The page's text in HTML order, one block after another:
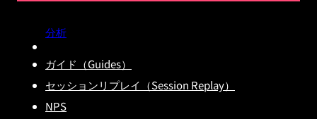
分析
ガイド（Guides）
セッションリプレイ（Session Replay）
NPS